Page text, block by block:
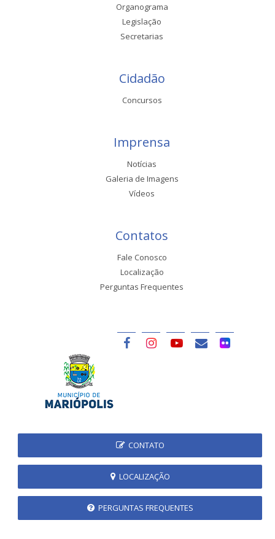
Organograma
Legislação
Secretarias
Cidadão
Concursos
Imprensa
Notícias
Galeria de Imagens
Vídeos
Contatos
Fale Conosco
Localização
Perguntas Frequentes
CONTATO
LOCALIZAÇÃO
PERGUNTAS FREQUENTES